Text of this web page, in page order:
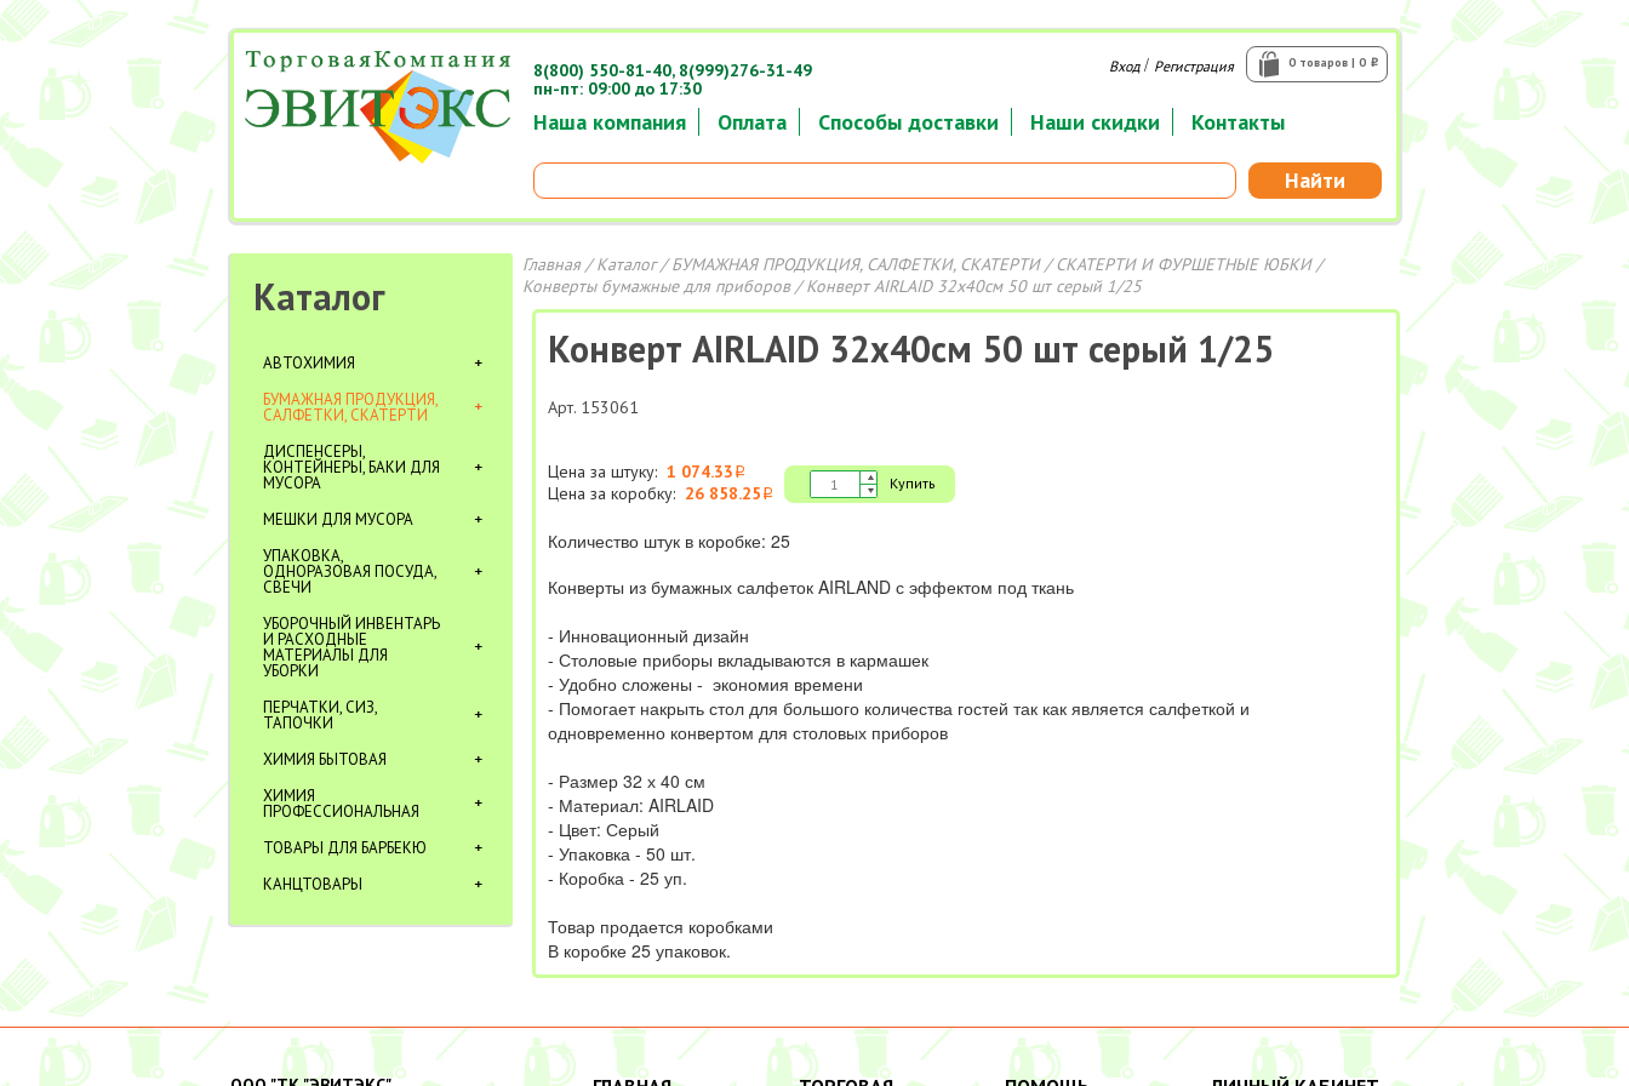
Наша компания Оплата Способы доставки Наши скидки Контакты
Найти
0 товаров | 0 i
Вход/ Регистрация
8(800) 550-81-40, 8(999)276-31-49
пн-пт: 09:00 до 17:30
Каталог
АВТОХИМИЯ
БУМАЖНАЯ ПРОДУКЦИЯ,
САЛФЕТКИ, СКАТЕРТИ
ДИСПЕНСЕРЫ,
КОНТЕЙНЕРЫ, БАКИ ДЛЯ
МУСОРА
МЕШКИ ДЛЯ МУСОРА
УПАКОВКА,
ОДНОРАЗОВАЯ ПОСУДА,
СВЕЧИ
УБОРОЧНЫЙ ИНВЕНТАРЬ
И РАСХОДНЫЕ
МАТЕРИАЛЫ ДЛЯ
УБОРКИ
ПЕРЧАТКИ, СИЗ,
ТАПОЧКИ
ХИМИЯ БЫТОВАЯ
ХИМИЯ
ПРОФЕССИОНАЛЬНАЯ
ТОВАРЫ ДЛЯ БАРБЕКЮ
КАНЦТОВАРЫ
Главная/Каталог/БУМАЖНАЯ ПРОДУКЦИЯ, САЛФЕТКИ, СКАТЕРТИ/СКАТЕРТИ И ФУРШЕТНЫЕ ЮБКИ/
Конверты бумажные для приборов/ Конверт AIRLAID 32x40см 50 шт серый 1/25
Конверт AIRLAID 32x40см 50 шт серый 1/25
Арт. 153061
Цена за штуку: 1 074.33 i
Цена за коробку: 26 858.25 i
Купить
Количество штук в коробке: 25
Конверты из бумажных салфеток AIRLAND с эффектом под ткань
- Инновационный дизайн
- Столовые приборы вкладываются в кармашек
- Удобно сложены - экономия времени
- Помогает накрыть стол для большого количества гостей так как является салфеткой и
одновременно конвертом для столовых приборов
- Размер 32 х 40 см
- Материал: AIRLAID
- Цвет: Серый
- Упаковка - 50 шт.
- Коробка - 25 уп.
Товар продается коробками
В коробке 25 упаковок.